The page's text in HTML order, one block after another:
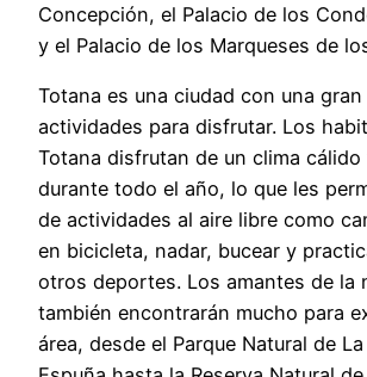
Concepción, el Palacio de los
y el Palacio de los Marqueses de
Totana es una ciudad con una
actividades para disfrutar. Los
Totana disfrutan de un clima cálido
durante todo el año, lo que les
de actividades al aire libre como
en bicicleta, nadar, bucear y
otros deportes. Los amantes de la
también encontrarán mucho para
área, desde el Parque Natural de